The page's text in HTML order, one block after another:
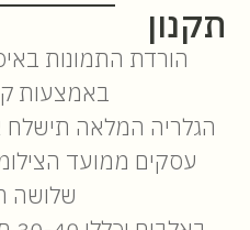
תקנון
הורדת התמונות
באמצעות
עסקים ממועד
שלושה